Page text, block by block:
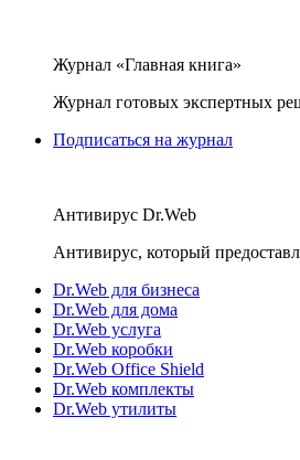
Журнал «Главная книга»
Журнал готовых экспертных
Подписаться на журнал
Антивирус Dr.Web
Антивирус, который
Dr.Web для бизнеса
Dr.Web для дома
Dr.Web услуга
Dr.Web коробки
Dr.Web Office Shield
Dr.Web комплекты
Dr.Web утилиты